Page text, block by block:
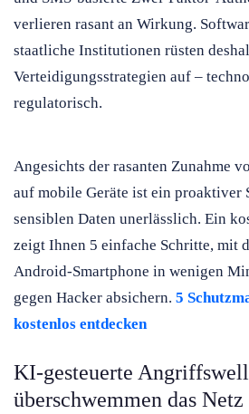
verlieren rasant an Wirkung.
staatliche Institutionen rüsten
Verteidigungsstrategien auf –
regulatorisch.
Angesichts der rasanten Zunahme
auf mobile Geräte ist ein proaktiver
sensiblen Daten unerlässlich. Ein
zeigt Ihnen 5 einfache Schritte, mit
Android-Smartphone in wenigen
gegen Hacker absichern. 5
kostenlos entdecken
KI-gesteuerte
überschwemmen das Netz